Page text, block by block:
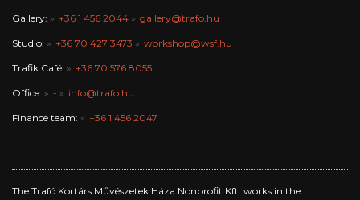
Gallery: +36 1 456 2044 gallery@trafo.hu
Studio: +36 70 427 3473 workshop@wsf.hu
Trafik Café: +36 70 576 8055
Office: - info@trafo.hu
Finance team: +36 1 456 2047
The Trafó Kortárs Művészetek Háza Nonprofit Kft. works in the